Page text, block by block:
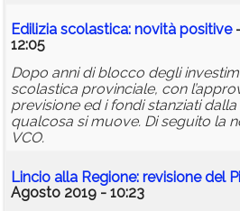
Edilizia scolastica: novità positive-
12:05
Dopo anni di blocco degli
scolastica provinciale, con
previsione ed i fondi stanziati
qualcosa si muove. Di seguito la
VCO.
Lincio alla Regione: revisione del
Agosto 2019 - 10:23